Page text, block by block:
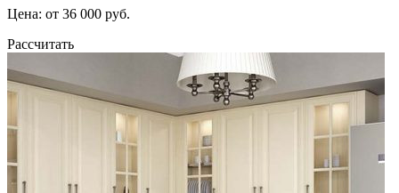
Цена: от 36 000 руб.
Рассчитать